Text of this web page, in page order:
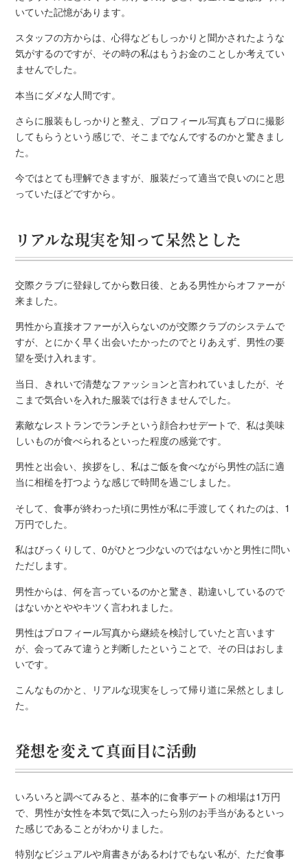
いていた記憶があります。
スタッフの方からは、心得などもしっかりと聞かされたような
気がするのですが、その時の私はもうお金のことしか考えてい
ませんでした。
本当にダメな人間です。
さらに服装もしっかりと整え、プロフィール写真もプロに撮影
してもらうという感じで、そこまでなんでするのかと驚きまし
た。
今ではとても理解できますが、服装だって適当で良いのにと思
っていたほどですから。
リアルな現実を知って呆然とした
交際クラブに登録してから数日後、とある男性からオファーが
来ました。
男性から直接オファーが入らないのが交際クラブのシステムで
すが、とにかく早く出会いたかったのでとりあえず、男性の要
望を受け入れます。
当日、きれいで清楚なファッションと言われていましたが、そ
こまで気合いを入れた服装では行きませんでした。
素敵なレストランでランチという顔合わせデートで、私は美味
しいものが食べられるといった程度の感覚です。
男性と出会い、挨拶をし、私はご飯を食べながら男性の話に適
当に相槌を打つような感じで時間を過ごしました。
そして、食事が終わった頃に男性が私に手渡してくれたのは、1
万円でした。
私はびっくりして、0がひとつ少ないのではないかと男性に問い
ただします。
男性からは、何を言っているのかと驚き、勘違いしているので
はないかとややキツく言われました。
男性はプロフィール写真から継続を検討していたと言います
が、会ってみて違うと判断したということで、その日はおしま
いです。
こんなものかと、リアルな現実をしって帰り道に呆然としまし
た。
発想を変えて真面目に活動
いろいろと調べてみると、基本的に食事デートの相場は1万円
で、男性が女性を本気で気に入ったら別のお手当があるといっ
た感じであることがわかりました。
特別なビジュアルや肩書きがあるわけでもない私が、ただ食事